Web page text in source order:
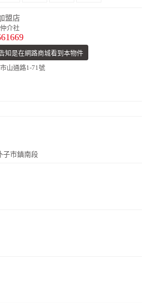
盟店
介社
知是在網路商城看到本物件
山通路1-71號
子市鎮南段